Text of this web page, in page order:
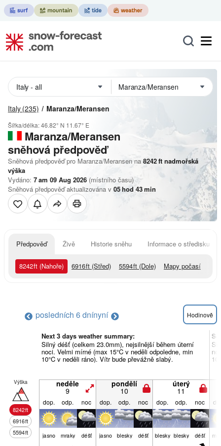
Italy (235) Maranza/Meransen
Šířka/délka:46.82° N 11.67° E
Maranza/Meransen
sněhová předpověď
Sněhová předpověď pro Maranza/Meransen na 8242ft nadmořská
výška
Vydáno: 7 am 09 Aug 2026 (místního času)
Sněhová předpověď aktualizována v 05hod 43min
Předpověď Živě Historie sněhu Informace o středisku
8242ft (Nahoře) 6916ft (Střed) 5594ft (Dole) Mapy počasí
posledních 6 dnínyní Hodinově
Next 3 days weather summary:
Silný déšť (celkem 23.0mm), nejsilnější během úterní
noci. Velmi mírné (max 15°C v neděli odpoledne, min
10°C v neděli ráno). Vítr bude převážně slabý.
Výška
8242ft
6916ft
5594ft
neděle
9
pondělí
10
úterý
11
dop. odp. noc dop. odp. noc dop. odp. noc
jasno mraky déšť jasno blesky déšť blesky blesky déšť